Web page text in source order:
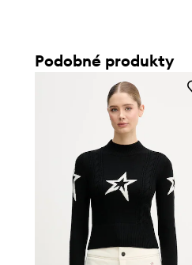
- Šírka v podpazuší: 42 cm.
Podobné produkty